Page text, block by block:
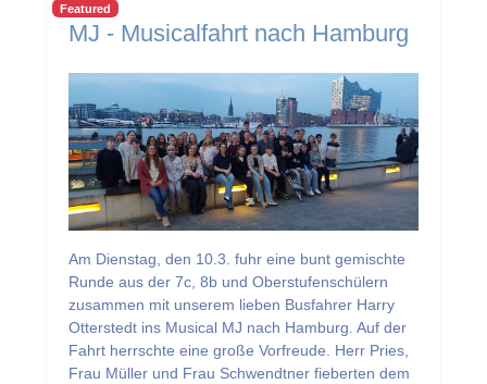
Featured
MJ - Musicalfahrt nach Hamburg
Am Dienstag, den 10.3. fuhr eine bunt gemischte
Runde aus der 7c, 8b und Oberstufenschülern
zusammen mit unserem lieben Busfahrer Harry
Otterstedt ins Musical MJ nach Hamburg. Auf der
Fahrt herrschte eine große Vorfreude. Herr Pries,
Frau Müller und Frau Schwendtner fieberten dem